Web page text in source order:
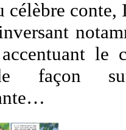
célèbre
le
façon